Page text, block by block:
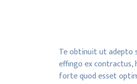
Te obtinuit ut adepto
effingo ex contractus,
forte quod esset